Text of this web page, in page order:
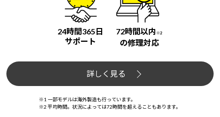
24時間365日
サポート
72時間以内 ※2
の修理対応
詳しく見る
※1 一部モデルは海外製造も行っています。
※2 平均時間。状況によっては72時間を超えることもあります。